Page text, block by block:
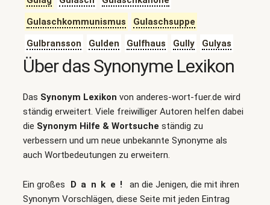
Gulaschkommunismus
Gulaschsuppe
Gulbransson
Gulden Gulfhaus Gully Gulyas
Über das Synonyme Lexikon
Das Synonym Lexikon von anderes-wort-fuer.de wird
ständig erweitert. Viele freiwilliger Autoren helfen dabei
die Synonym Hilfe & Wortsuche ständig zu
verbessern und um neue unbekannte Synonyme als
auch Wortbedeutungen zu erweitern.
Ein großes Danke!
an die Jenigen, die mit ihren
Synonym Vorschlägen, diese Seite mit jeden Eintrag